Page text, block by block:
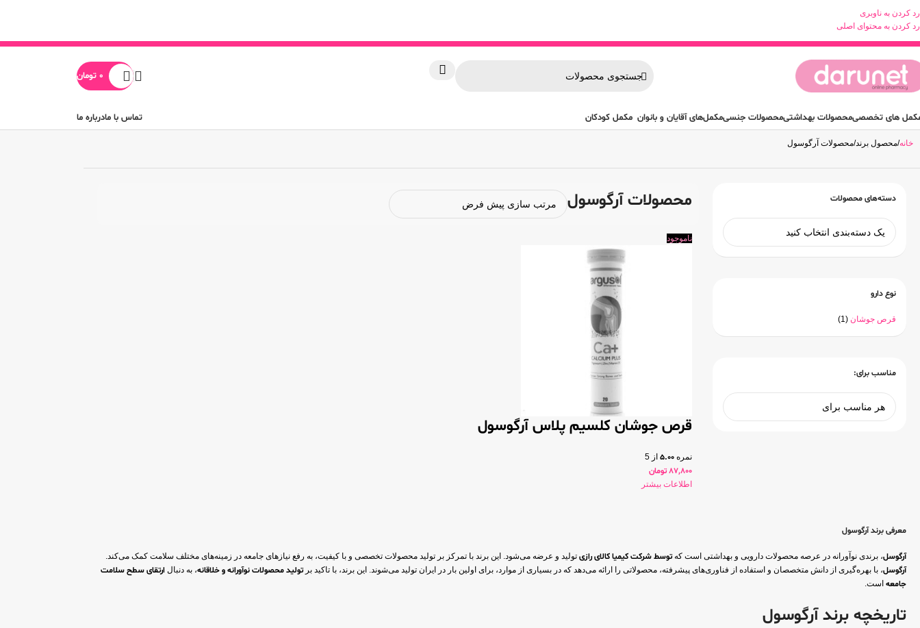
رد کردن به ناوبری
رد کردن به محتوای اصلی
0 تومان
های تخصصیمحصولات بهداشتیمحصولات جنسیمکمل‌های آقایان و بانوان مکمل کودکان تماس با مادرباره ما
خانه محصول برند محصولات آرگوسول
دسته‌های محصولات
نوع دارو
قرص جوشان (1)
مناسب برای:
محصولات آرگوسول
ناموجود
قرص جوشان کلسیم پلاس آرگوسول
نمره5.00 از 5
87,800تومان
اطلاعات بیشتر
معرفی برند آرگوسول
آرگوسل، برندی نوآورانه در عرصه محصولات دارویی و بهداشتی است که توسط شرکت کیمیا کالای رازی تولید و عرضه می‌شود. این برند با تمرکز بر تولید محصولات تخصصی و با کیفیت، به رفع نیازهای جامعه در زمینه‌های مختلف سلامت کمک می‌کند.
آرگوسل، با بهره‌گیری از دانش متخصصان و استفاده از فناوری‌های پیشرفته، محصولاتی را ارائه می‌دهد که در بسیاری از موارد، برای اولین بار در ایران تولید می‌شوند. این برند، با تاکید بر تولید محصولات نوآورانه و خلاقانه، به دنبال ارتقای سطح سلامت
جامعه است.
تاریخچه برند آرگوسول